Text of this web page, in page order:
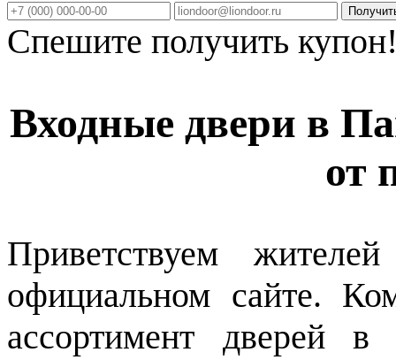
Спешите получить
Входные двери в
от
Приветствуем
официальном сайте.
ассортимент дверей в